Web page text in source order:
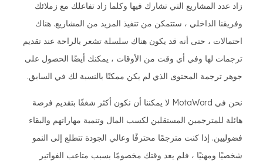
زاد عدد المشاريع التي تشارك فيها وكلما زاد تفاعلك مع زملائك
وفريقنا الداخلي ، ستتمكن من تنفيذ المزيد من المشاريع. هناك
احتمالات ، حتى أنه قد يكون هناك سلسلة تشعر بالراحة عند تقديم
ترجمات لها وفي أي وقت من الأوقات ، يمكنك أيضًا الحصول على
جوهر ترجمة المحتوى الذي لم يكن ممكنًا بالنسبة لك في السابق.
نحن في MotaWord لا يمكننا أن نكون أكثر شغفًا بتقديم فرصة
هائلة للمترجمين المستقلين لكسب المال وتنمية مهاراتهم والبقاء
فضوليين. إذا كنت مترجمًا محترفًا وعالي الجودة تتطلع إلى النمو
شخصيًا ومهنيًا ، فلم يعد وقتك مخصومًا بسبب متاعب الفواتير